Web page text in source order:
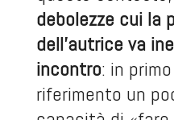
debolezze cui la
dell’autrice va
incontro: in
riferimento un